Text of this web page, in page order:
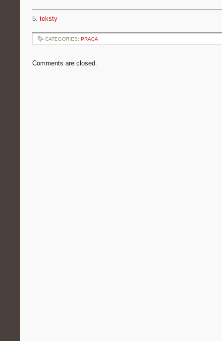
5. teksty
CATEGORIES: PRACA
Comments are closed.